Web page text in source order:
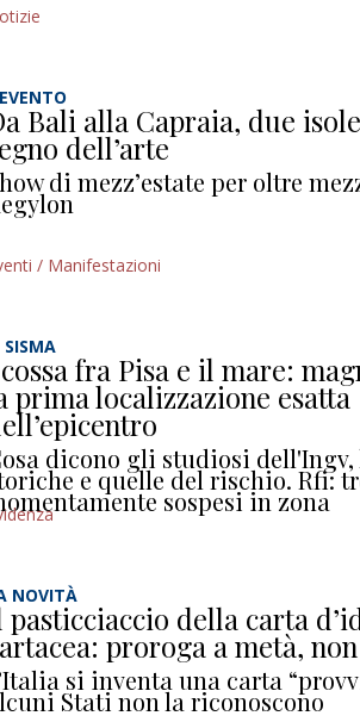
Bali alla Capraia, due
dell’arte
di mezz’estate per oltre
/ Manifestazioni
SISMA
fra Pisa e il mare:
prima localizzazione esatta
dicono gli studiosi dell'Ingv,
e quelle del rischio. Rfi:
sospesi in zona
NOVITÀ
pasticciaccio della carta
proroga a metà,
si inventa una carta
Stati non la riconoscono